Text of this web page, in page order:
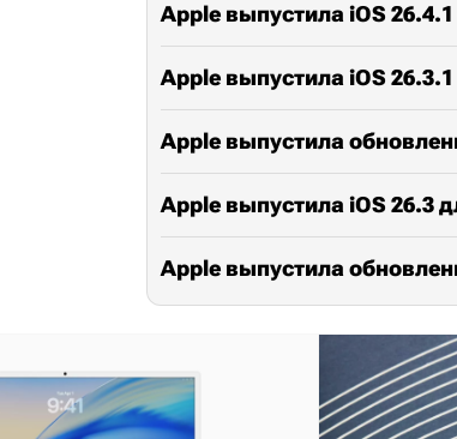
Apple выпустила iOS
Apple выпустила iOS
Apple выпустила
Apple выпустила iOS 26.3
Apple выпустила